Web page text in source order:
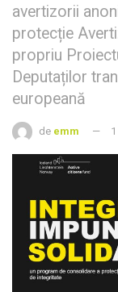
avertizorii
protecție
propriu
Deputaților
europeană
de emm